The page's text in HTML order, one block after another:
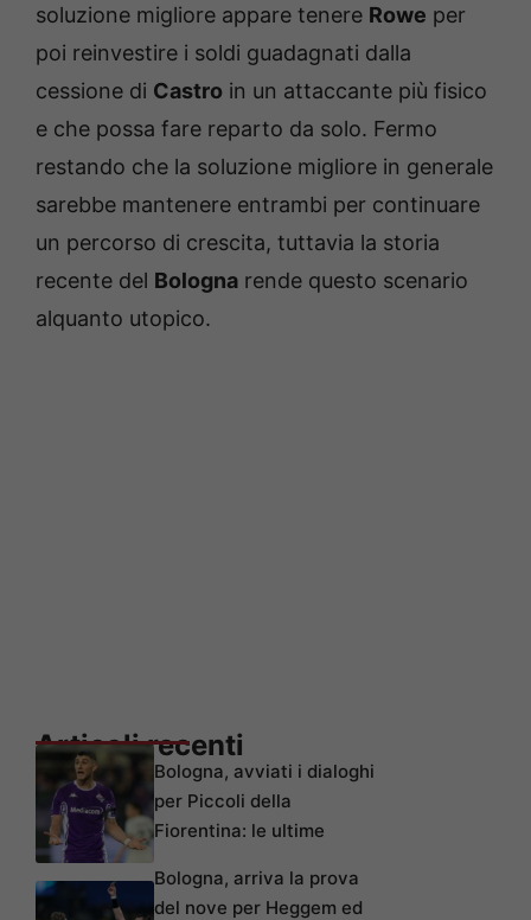
soluzione migliore appare tenere Rowe per
poi reinvestire i soldi guadagnati dalla
cessione di Castro in un attaccante più fisico
e che possa fare reparto da solo. Fermo
restando che la soluzione migliore in generale
sarebbe mantenere entrambi per continuare
un percorso di crescita, tuttavia la storia
recente del Bologna rende questo scenario
alquanto utopico.
Articoli recenti
Bologna, avviati i dialoghi
per Piccoli della
Fiorentina: le ultime
Bologna, arriva la prova
del nove per Heggem ed